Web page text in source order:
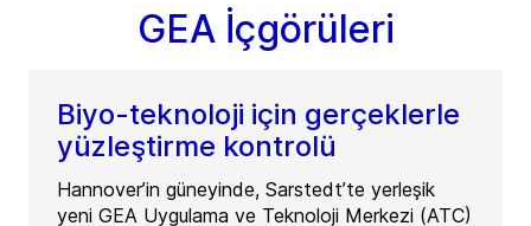
GEA İçgörüleri
Biyo-teknoloji için gerçeklerle
yüzleştirme kontrolü
Hannover’in güneyinde, Sarstedt’te yerleşik
yeni GEA Uygulama ve Teknoloji Merkezi (ATC)